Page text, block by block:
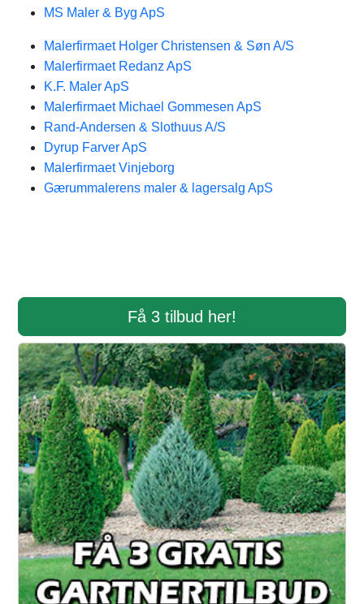
MS Maler & Byg ApS
Malerfirmaet Holger Christensen & Søn A/S
Malerfirmaet Redanz ApS
K.F. Maler ApS
Malerfirmaet Michael Gommesen ApS
Rand-Andersen & Slothuus A/S
Dyrup Farver ApS
Malerfirmaet Vinjeborg
Gærummalerens maler & lagersalg ApS
Få 3 tilbud her!